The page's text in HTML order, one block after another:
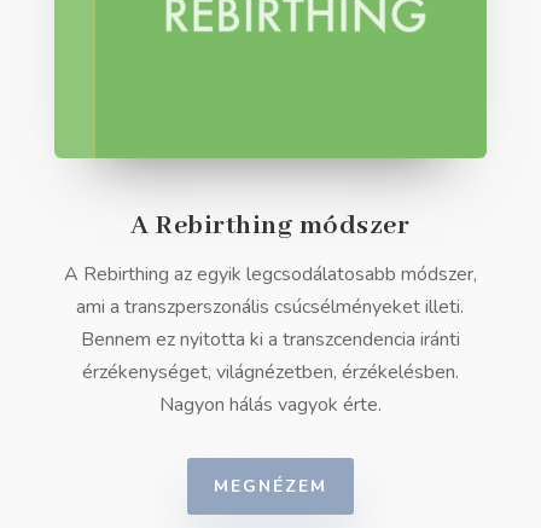
A Rebirthing módszer
A Rebirthing az egyik legcsodálatosabb módszer,
ami a transzperszonális csúcsélményeket illeti.
Bennem ez nyitotta ki a transzcendencia iránti
érzékenységet, világnézetben, érzékelésben.
Nagyon hálás vagyok érte.
MEGNÉZEM